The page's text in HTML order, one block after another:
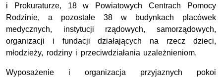
i Prokuraturze, 18 w Powiatowych Centrach Pomocy
Rodzinie, a pozostałe 38 w budynkach placówek
medycznych, instytucji rządowych, samorządowych,
organizacji i fundacji działających na rzecz dzieci,
młodzieży, rodziny i przeciwdziałania uzależnieniom.
Wyposażenie i organizacja przyjaznych pokoi